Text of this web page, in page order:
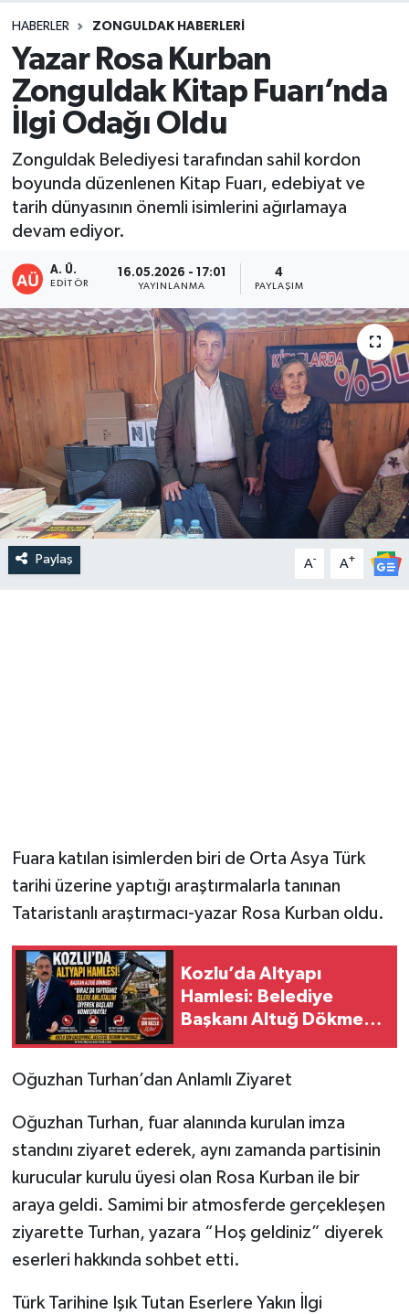
HABERLER ZONGULDAK HABERLERI
Yazar Rosa Kurban
Zonguldak Kitap Fuarı’nda
İlgi Odağı Oldu
Zonguldak Belediyesi tarafından sahil kordon
boyunda düzenlenen Kitap Fuarı, edebiyat ve
tarih dünyasının önemli isimlerini ağırlamaya
devam ediyor.
A. Ü.
EDITÖR
16.05.2026 - 17:01
YAYINLANMA
4
PAYLAŞIM
Paylaş A- A+
Fuara katılan isimlerden biri de Orta Asya Türk
tarihi üzerine yaptığı araştırmalarla tanınan
Tataristanlı araştırmacı-yazar Rosa Kurban oldu.
Kozlu’da Altyapı
Hamlesi: Belediye
Başkanı Altuğ Dökmeci
Oğuzhan Turhan’dan Anlamlı Ziyaret
Oğuzhan Turhan, fuar alanında kurulan imza
standını ziyaret ederek, aynı zamanda partisinin
kurucular kurulu üyesi olan Rosa Kurban ile bir
araya geldi. Samimi bir atmosferde gerçekleşen
ziyarette Turhan, yazara “Hoş geldiniz” diyerek
eserleri hakkında sohbet etti.
Türk Tarihine Işık Tutan Eserlere Yakın İlgi
DEVREK
EREĞLİ
GÖKÇEBEY
KARABÜK
KASTAMONU